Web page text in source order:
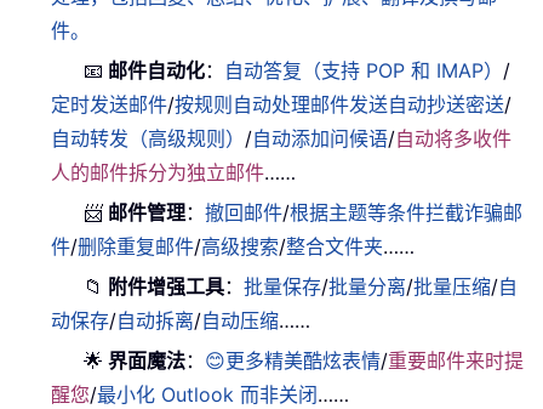
件。
📧 邮件自动化： 自动答复（支持 POP 和 IMAP） /
定时发送邮件/按规则自动处理邮件发送自动抄送密送/
自动转发（高级规则） /自动添加问候语/自动将多收件
人的邮件拆分为独立邮件……
📨 邮件管理：撤回邮件/根据主题等条件拦截诈骗邮
件/删除重复邮件/高级搜索/整合文件夹……
📁 附件增强工具：批量保存/批量分离/批量压缩/自
动保存/自动拆离/自动压缩……
🌟 界面魔法： 😊更多精美酷炫表情/重要邮件来时提
醒您/最小化 Outlook 而非关闭……